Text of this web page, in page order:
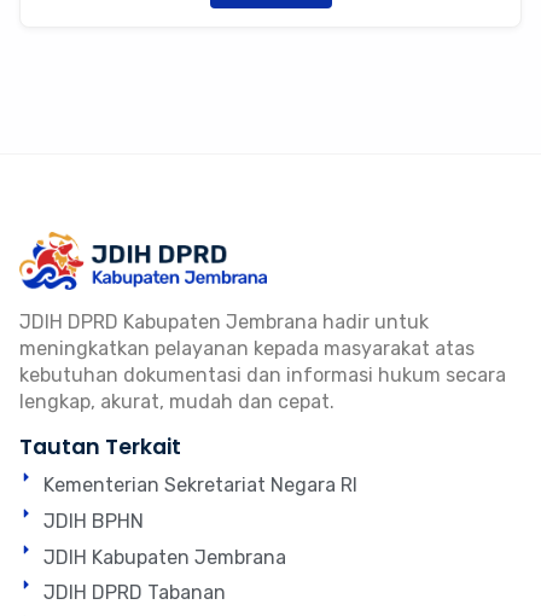
JDIH DPRD Kabupaten Jembrana hadir untuk
meningkatkan pelayanan kepada masyarakat atas
kebutuhan dokumentasi dan informasi hukum secara
lengkap, akurat, mudah dan cepat.
Tautan Terkait
Kementerian Sekretariat Negara RI
JDIH BPHN
JDIH Kabupaten Jembrana
JDIH DPRD Tabanan